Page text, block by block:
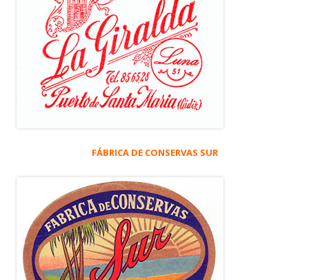
FÁBRICA DE CONSERVAS SUR